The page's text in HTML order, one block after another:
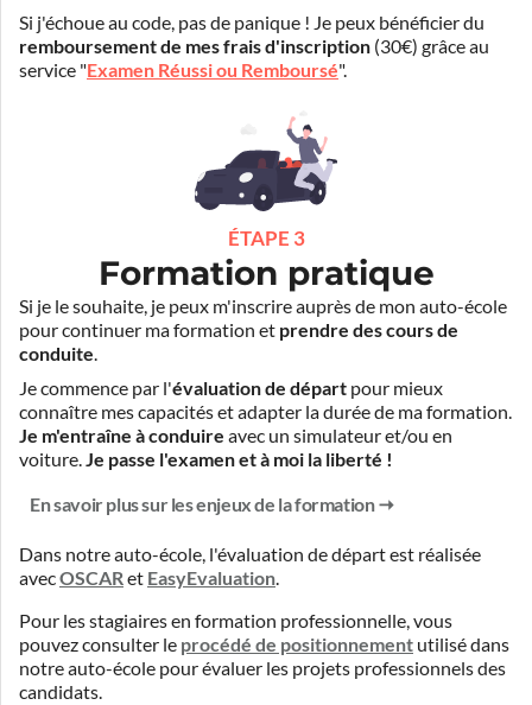
Si j'échoue au code, pas de panique ! Je peux bénéficier du
remboursement de mes frais d'inscription (30€) grâce au
service "Examen Réussi ou Remboursé".
ÉTAPE 3
Formation pratique
Si je le souhaite, je peux m'inscrire auprès de mon auto-école
pour continuer ma formation et prendre des cours de
conduite.
Je commence par l'évaluation de départ pour mieux
connaître mes capacités et adapter la durée de ma formation.
Je m'entraîne à conduire avec un simulateur et/ou en
voiture.Je passe l'examen et à moi la liberté !
En savoir plus sur les enjeux de la formation
Dans notre auto-école, l'évaluation de départ est réalisée
avecOSCARet EasyEvaluation.
Pour les stagiaires en formation professionnelle, vous
pouvez consulter le procédé de positionnement utilisé dans
notre auto-école pour évaluer les projets professionnels des
candidats.